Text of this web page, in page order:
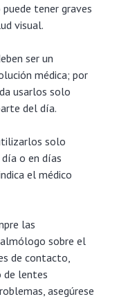
tener graves
visual.
ser un
médica; por
usarlos solo
del día.
solo
o en días
el médico
las
sobre el
de contacto,
de lentes
asegúrese